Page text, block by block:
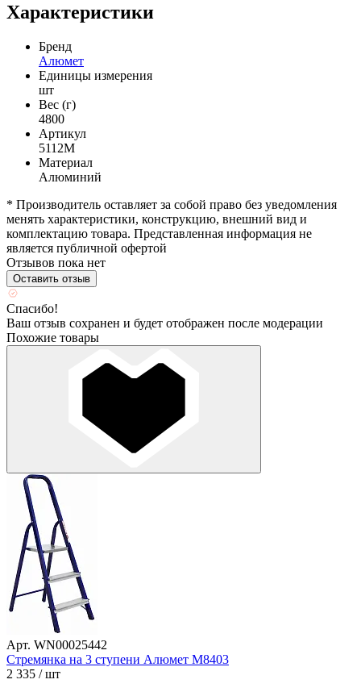
Характеристики
Бренд
Алюмет
Единицы измерения
шт
Вес (г)
4800
Артикул
5112М
Материал
Алюминий
* Производитель оставляет за собой право без уведомления
менять характеристики, конструкцию, внешний вид и
комплектацию товара. Представленная информация не
является публичной офертой
Отзывов пока нет
Оставить отзыв
Спасибо!
Ваш отзыв сохранен и будет отображен после модерации
Похожие товары
Арт. WN00025442
Стремянка на 3 ступени Алюмет М8403
2 335 / шт